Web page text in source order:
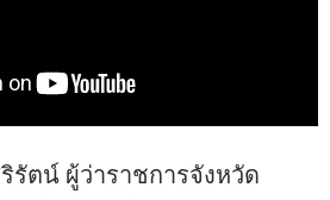
รัตน์ ผู้ว่าราชการจังหวัด